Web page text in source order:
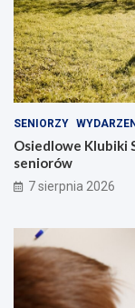
SENIORZY
Osiedlowe Klubiki
seniorów
7 sierpnia 2026